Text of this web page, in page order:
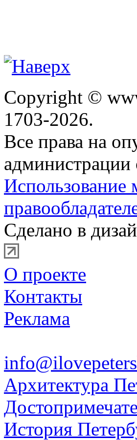
Copyright ©
1703-2026.
Все права на
администрации
Использование
Сделано в
О проекте
Контакты
Реклама
Архитектура
История